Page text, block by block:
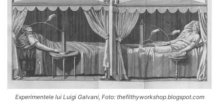
Experimentele lui Luigi Galvani, Foto: thefilthyworkshop.blogspot.com